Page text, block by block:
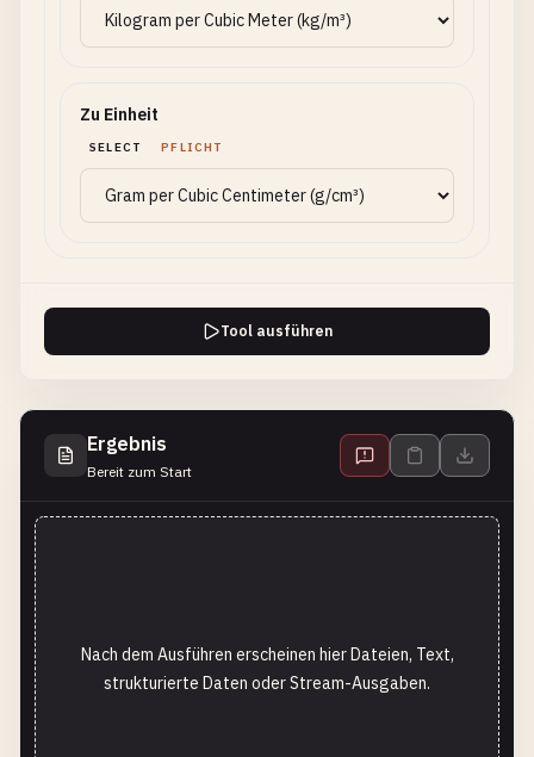
Zu Einheit
SELECT PFLICHT
Tool ausführen
Ergebnis
Bereit zum Start
Nach dem Ausführen erscheinen hier Dateien, Text,
strukturierte Daten oder Stream-Ausgaben.